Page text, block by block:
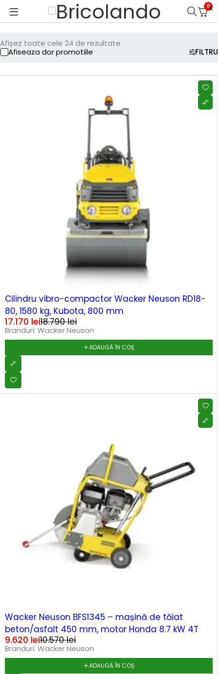
0
FILTRU
Afișez toate cele 24 de rezultate
Afiseaza dor promotiile
Cilindru vibro-compactor Wacker Neuson RD18-
80, 1580 kg, Kubota, 800 mm
18.790lei
17.170 lei
Branduri: Wacker Neuson
ADAUGĂ ÎN COȘ
Wacker Neuson BFS1345 – mașină de tăiat
beton/asfalt 450 mm, motor Honda 8.7 kW 4T
10.570lei
9.620 lei
Branduri: Wacker Neuson
ADAUGĂ ÎN COȘ